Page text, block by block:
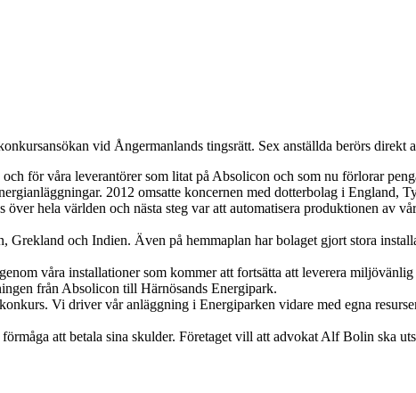
vid Ångermanlands tingsrätt. Sex anställda berörs direkt
för våra leverantörer som litat på Absolicon och som nu förlorar
2012 omsatte koncernen med dotterbolag i
hela världen och nästa steg var att automatisera produktionen av
och Indien. Även på hemmaplan har bolaget gjort stora
våra installationer som kommer att fortsätta att leverera
från Absolicon till Härnösands Energipark.
Vi driver vår anläggning i Energiparken vidare med egna
att betala sina skulder. Företaget vill att advokat Alf Bolin ska